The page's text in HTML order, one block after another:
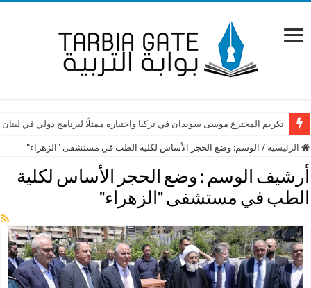
تكريم المخترع موسى سويدان في تركيا واختياره ممثلًا لبرنامج دولي في لبنان
الرئيسية / الوسم:وضع الحجر الأساس لكلية الطب في مستشفى "الزهراء"
أرشيف الوسم : وضع الحجر الأساس لكلية
الطب في مستشفى "الزهراء"